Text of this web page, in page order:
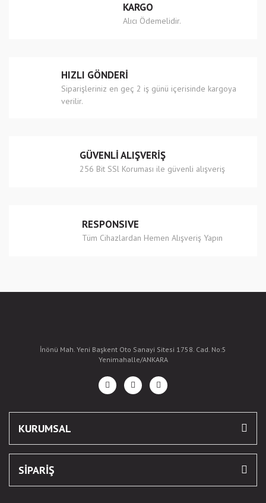
Ürün açıklamasında eksik bilgiler bulunuyor.
Bu ürüne benzer farklı alternatifler olmalı.
Gönder
KARGO
Alıcı Ödemelidir.
HIZLI GÖNDERİ
Siparişleriniz en geç 2 iş günü içerisinde kargoya
verilir.
GÜVENLİ ALIŞVERİŞ
256 Bit SSl Koruması ile güvenli alışveriş
RESPONSIVE
Tüm Cihazlardan Hemen Alışveriş Yapın
İnönü Mah. Yeni Başkent Oto Sanayi Sitesi 1758. Cad. No:5
Yenimahalle/ANKARA
KURUMSAL
SİPARİŞ